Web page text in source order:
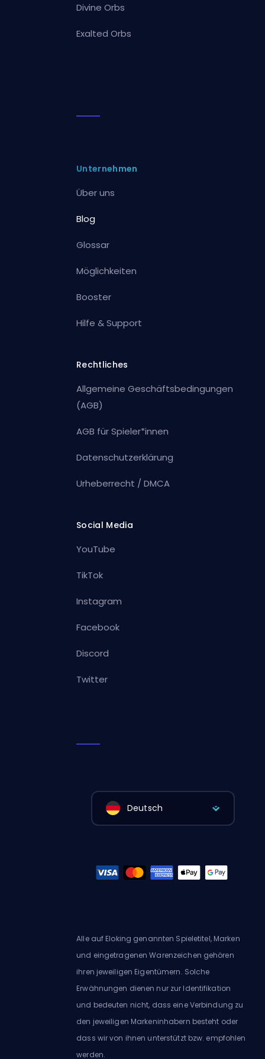
Divine Orbs
Exalted Orbs
Unternehmen
Über uns
Blog
Glossar
Möglichkeiten
Booster
Hilfe & Support
Rechtliches
Allgemeine Geschäftsbedingungen
(AGB)
AGB für Spieler*innen
Datenschutzerklärung
Urheberrecht / DMCA
Social Media
YouTube
TikTok
Instagram
Facebook
Discord
Twitter
Deutsch
Alle auf Eloking genannten Spieletitel, Marken
und eingetragenen Warenzeichen gehören
ihren jeweiligen Eigentümern. Solche
Erwähnungen dienen nur zur Identifikation
und bedeuten nicht, dass eine Verbindung zu
den jeweiligen Markeninhabern besteht oder
dass wir von ihnen unterstützt bzw. empfohlen
werden.